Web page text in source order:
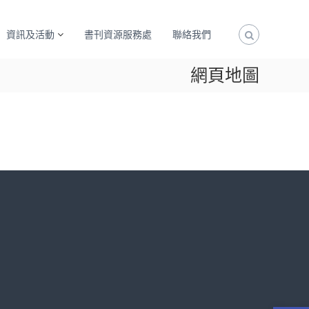
資訊及活動 書刊資源服務處 聯絡我們
網頁地圖